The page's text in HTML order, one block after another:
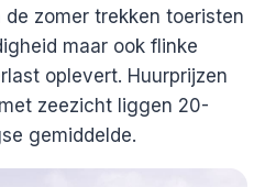
zomer trekken toeristen
maar ook flinke
oplevert. Huurprijzen
zeezicht liggen 20-
gemiddelde.